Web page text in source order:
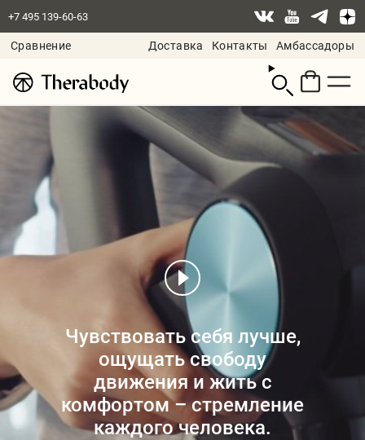
+7 495 139-60-63
Сравнение Доставка Контакты
Амбассадоры
Смотреть
корзину
Чувствовать себя лучше,
ощущать свободу
движения и жить с
комфортом – стремление
каждого человека.